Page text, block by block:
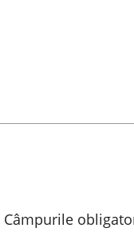
Câmpurile